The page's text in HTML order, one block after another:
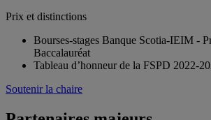
Prix et distinctions
Bourses-stages Banque Scotia-IEIM -
Baccalauréat
Tableau d’honneur de la FSPD 2022-
Soutenir la chaire